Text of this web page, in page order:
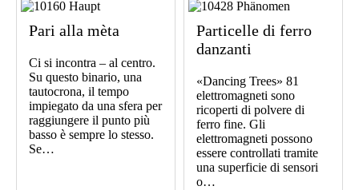
Pari alla mèta
Ci si incontra – al centro.
Su questo binario, una
tautocrona, il tempo
impiegato da una sfera per
raggiungere il punto più
basso è sempre lo stesso.
Se…
Particelle di ferro
danzanti
«Dancing Trees» 81
elettromagneti sono
ricoperti di polvere di
ferro fine. Gli
elettromagneti possono
essere controllati tramite
una superficie di sensori
o…